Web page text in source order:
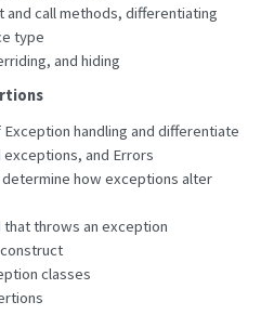
call methods, differentiating
type
and hiding
handling and differentiate
and Errors
how exceptions alter
that throws an exception
classes